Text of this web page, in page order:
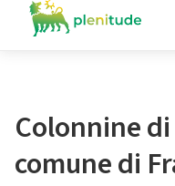
Colonnine
comune di